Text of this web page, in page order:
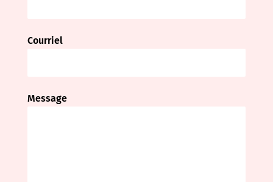
Courriel
Message